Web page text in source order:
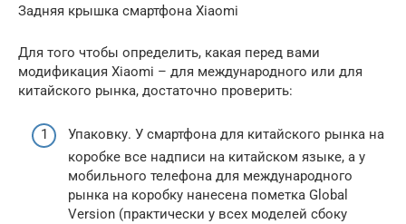
Задняя крышка смартфона Xiaomi
Для того чтобы определить, какая перед вами
модификация Xiaomi – для международного или для
китайского рынка, достаточно проверить:
Упаковку. У смартфона для китайского рынка на
коробке все надписи на китайском языке, а у
мобильного телефона для международного
рынка на коробку нанесена пометка Global
Version (практически у всех моделей сбоку